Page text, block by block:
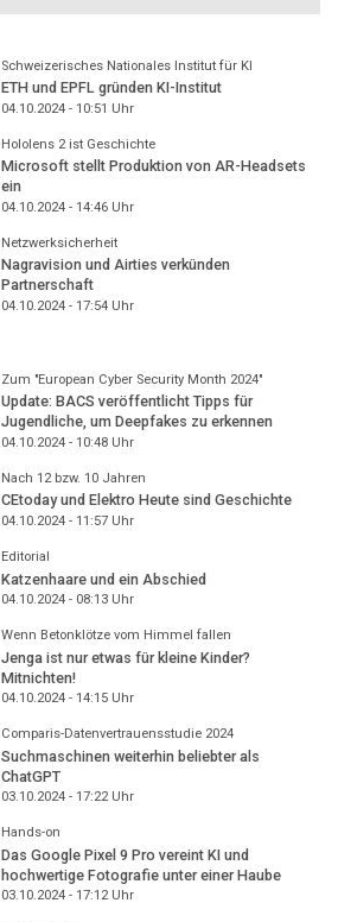
Schweizerisches Nationales Institut für KI
ETH und EPFL gründen KI-Institut
04.10.2024 - 10:51 Uhr
Hololens 2 ist Geschichte
Microsoft stellt Produktion von AR-Headsets
ein
04.10.2024 - 14:46Uhr
Netzwerksicherheit
Nagravision und Airties verkünden
Partnerschaft
04.10.2024 - 17:54Uhr
Zum "European Cyber Security Month 2024"
Update: BACS veröffentlicht Tipps für
Jugendliche, um Deepfakes zu erkennen
04.10.2024 - 10:48Uhr
Nach 12 bzw. 10 Jahren
CEtoday und Elektro Heute sind Geschichte
04.10.2024 - 11:57Uhr
Editorial
Katzenhaare und ein Abschied
04.10.2024 - 08:13Uhr
Wenn Betonklötze vom Himmel fallen
Jenga ist nur etwas für kleine Kinder?
Mitnichten!
04.10.2024 - 14:15Uhr
Comparis-Datenvertrauensstudie 2024
Suchmaschinen weiterhin beliebter als
ChatGPT
03.10.2024 - 17:22Uhr
Hands-on
Das Google Pixel 9 Pro vereint KI und
hochwertige Fotografie unter einer Haube
03.10.2024 - 17:12Uhr